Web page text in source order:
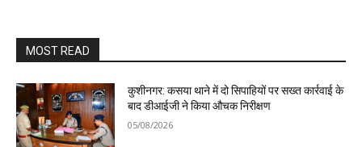
MOST READ
कुशीनगर: कसया थाने में दो सिपाहियों पर सख्त कार्रवाई के
बाद डीआईजी ने किया औचक निरीक्षण
05/08/2026